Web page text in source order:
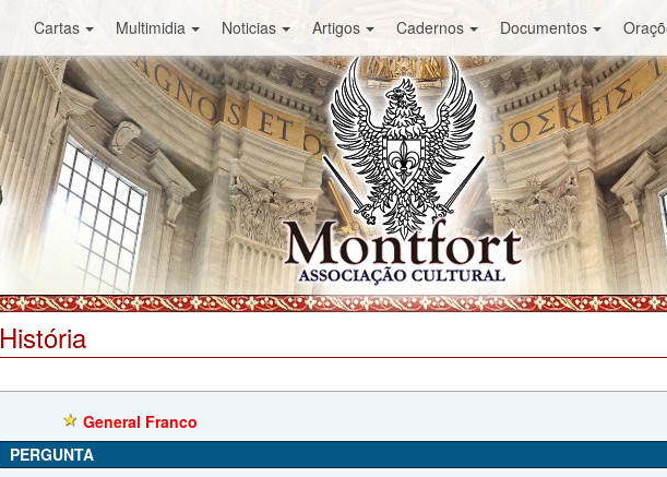
Cartas Multimidia Noticias Artigos Cadernos Documentos
História
General Franco
PERGUNTA